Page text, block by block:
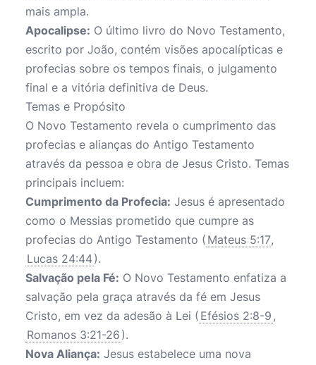
mais ampla.
Apocalipse: O último livro do Novo Testamento,
escrito por João, contém visões apocalípticas e
profecias sobre os tempos finais, o julgamento
final e a vitória definitiva de Deus.
Temas e Propósito
O Novo Testamento revela o cumprimento das
profecias e alianças do Antigo Testamento
através da pessoa e obra de Jesus Cristo. Temas
principais incluem:
Cumprimento da Profecia: Jesus é apresentado
como o Messias prometido que cumpre as
profecias do Antigo Testamento ( Mateus 5:17,
Lucas 24:44).
Salvação pela Fé: O Novo Testamento enfatiza a
salvação pela graça através da fé em Jesus
Cristo, em vez da adesão à Lei ( Efésios 2:8-9 ,
Romanos 3:21-26 ).
Nova Aliança: Jesus estabelece uma nova